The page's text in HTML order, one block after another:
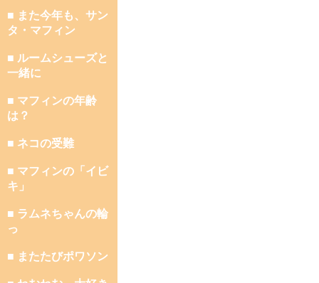
■ また今年も、サン
タ・マフィン
■ ルームシューズと
一緒に
■ マフィンの年齢
は？
■ ネコの受難
■ マフィンの「イビ
キ」
■ ラムネちゃんの輪
っ
■ またたびポワソン